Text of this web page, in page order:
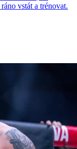
vstát a trénovat.